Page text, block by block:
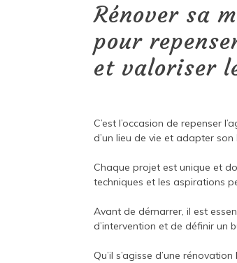
Rénover sa
pour
et valoriser
C’est l’occasion de repens­er
d’un lieu de vie et adapter
Chaque projet est unique et
techniques et les aspirations
Avant de démarrer, il est
d’intervention et de définir un
Qu’il s’agisse d’une